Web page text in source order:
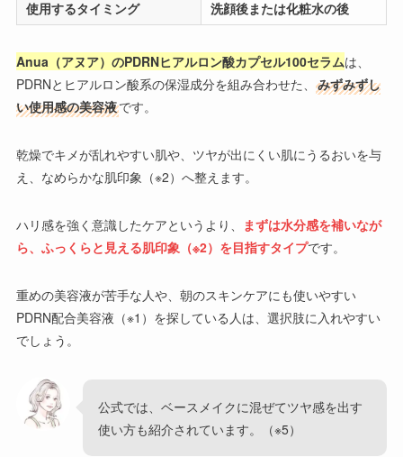
使用するタイミング
洗顔後または化粧水の後
Anua（アヌア）のPDRNヒアルロン酸カプセル100セラムは、
PDRNとヒアルロン酸系の保湿成分を組み合わせた、 みずみずし
い使用感の美容液です。
乾燥でキメが乱れやすい肌や、ツヤが出にくい肌にうるおいを与
え、なめらかな肌印象（※2）へ整えます。
ハリ感を強く意識したケアというより、
まずは水分感を補いなが
ら、ふっくらと見える肌印象（※2）を目指すタイプです。
重めの美容液が苦手な人や、朝のスキンケアにも使いやすい
PDRN配合美容液（※1）を探している人は、選択肢に入れやすい
でしょう。
公式では、ベースメイクに混ぜてツヤ感を出す
使い方も紹介されています。（※5）